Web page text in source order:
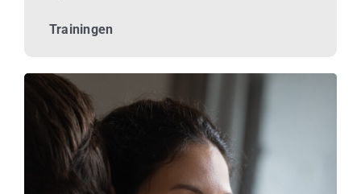
Trainingen